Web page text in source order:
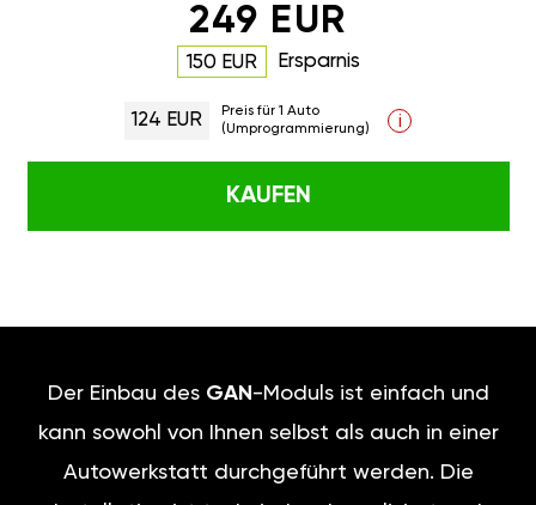
249 EUR
150 EUR Ersparnis
124 EUR
Preis für 1 Auto
(Umprogrammierung)
i
KAUFEN
Der Einbau des GAN -Moduls ist einfach und
kann sowohl von Ihnen selbst als auch in einer
Autowerkstatt durchgeführt werden. Die